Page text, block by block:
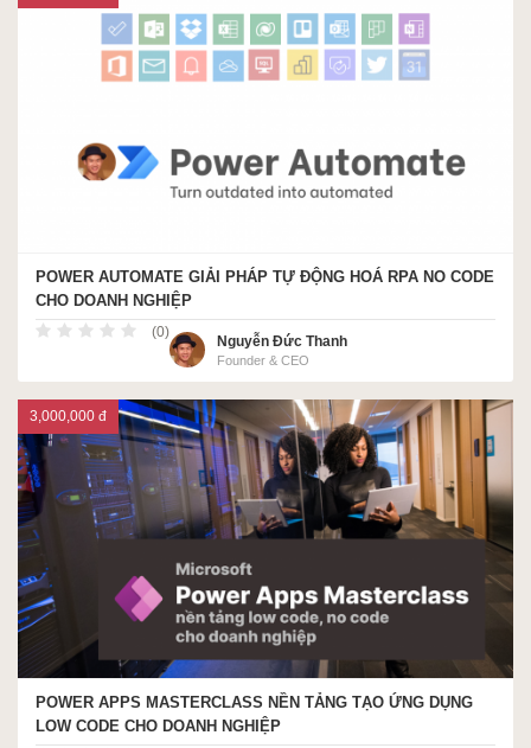
Google Sheet
Word
MOS
Power BI
POWER AUTOMATE GIẢI PHÁP TỰ ĐỘNG HOÁ RPA NO CODE
CHO DOANH NGHIỆP
(0)
Nguyễn Đức Thanh
Founder & CEO
POWER APPS MASTERCLASS NỀN TẢNG TẠO ỨNG DỤNG
LOW CODE CHO DOANH NGHIỆP
3,000,000 đ